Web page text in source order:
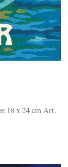
18 x 24 cm Art.